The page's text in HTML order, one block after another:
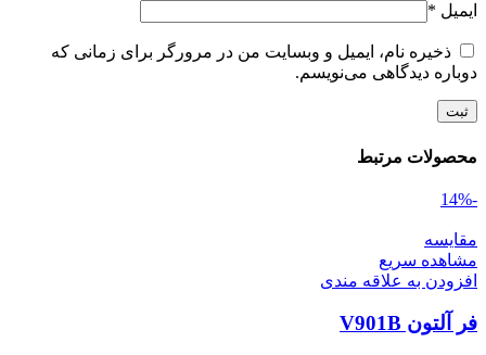
ایمیل *
ذخیره نام، ایمیل و وبسایت من در مرورگر برای زمانی که
دوباره دیدگاهی می‌نویسم.
محصولات مرتبط
-14%
مقایسه
مشاهده سریع
افزودن به علاقه مندی
فر آلتون V901B